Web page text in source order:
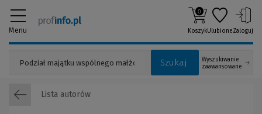
Menu
Szukaj
Wyszukiwanie
zaawansowane
0
KoszykUlubioneZaloguj
Lista autorów